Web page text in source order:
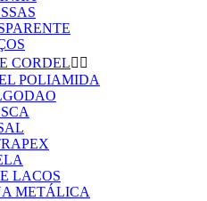
CORDEL 
POLIAMIDA
LACOS
METÁLICA